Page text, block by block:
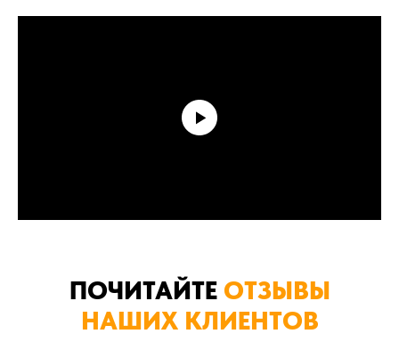
ПОЧИТАЙТЕ ОТЗЫВЫ
НАШИХ КЛИЕНТОВ